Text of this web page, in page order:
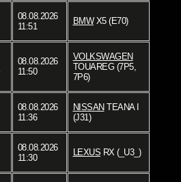
08.08.2026
11:51
BMWX5 (E70)
08.08.2026
11:50
VOLKSWAGEN
TOUAREG (7P5,
7P6)
08.08.2026
11:36
NISSAN TEANA I
(J31)
08.08.2026
11:30
LEXUS RX (_U3_)